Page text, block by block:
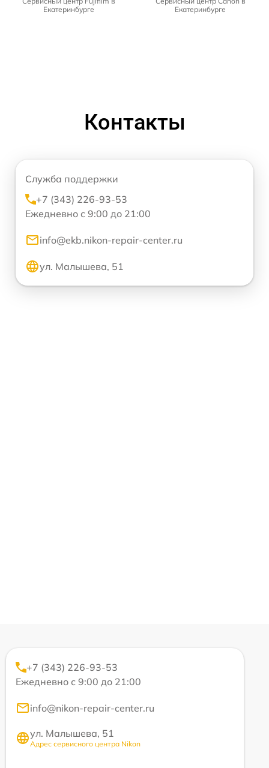
Екатеринбурге
Екатеринбурге
Контакты
Служба поддержки
+7 (343) 226-93-53
Ежедневно с 9:00 до 21:00
info@ekb.nikon-repair-center.ru
ул. Малышева, 51
+7 (343) 226-93-53
Ежедневно с 9:00 до 21:00
info@nikon-repair-center.ru
ул. Малышева, 51
Адрес сервисного центра Nikon